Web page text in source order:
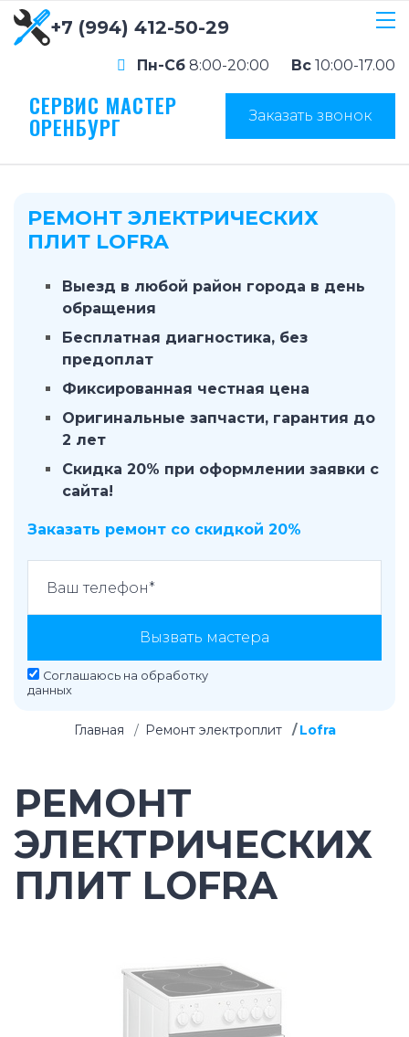
+7 (994) 412-50-29
Пн-Сб 8:00-20:00 Вс 10:00-17.00
СЕРВИС МАСТЕР
ОРЕНБУРГ Заказать звонок
РЕМОНТ ЭЛЕКТРИЧЕСКИХ
ПЛИТ LOFRA
Выезд в любой район города в день
обращения
Бесплатная диагностика, без
предоплат
Фиксированная честная цена
Оригинальные запчасти, гарантия до
2 лет
Скидка 20% при оформлении заявки с
сайта!
Заказать ремонт со скидкой 20%
Вызвать мастера
Соглашаюсь на обработку
данных
Главная Ремонт электроплит Lofra
РЕМОНТ
ЭЛЕКТРИЧЕСКИХ
ПЛИТ LOFRA